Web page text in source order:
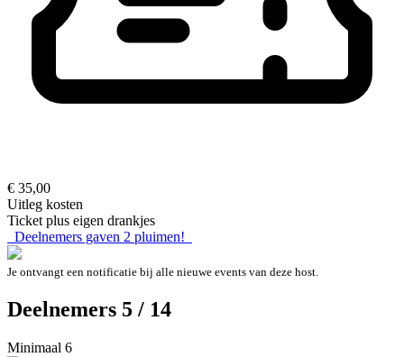
€ 35,00
Uitleg kosten
Ticket plus eigen drankjes
Deelnemers gaven 2 pluimen!
Je ontvangt een notificatie bij alle nieuwe events van deze host.
Deelnemers 5 / 14
Minimaal 6